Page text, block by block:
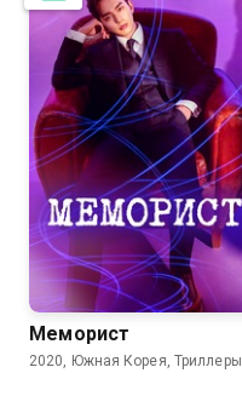
7.9 7.6
Меморист
2020, Южная Корея, Триллеры